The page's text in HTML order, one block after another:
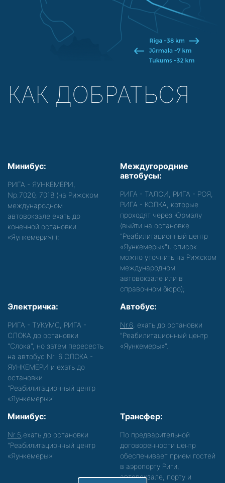
КАК ДОБРАТЬСЯ
Минибус:
РИГА - ЯУНКЕМЕРИ,
Nр.7020, 7018 (на Рижском
международном
автовокзале ехать до
конечной остановки
«Яункемери») );
Междугородние
автобусы:
РИГА - ТАЛСИ, РИГА - РОЯ,
РИГА - КОЛКА, которые
проходят через Юрмалу
(выйти на остановке
"Реабилитационный центр
«Яункемеры»"), список
можно уточнить на Рижском
международном
автовокзале или в
справочном бюро);
Электричка:
РИГА - ТУКУМС, РИГА -
СЛОКА до остановки
"Слока", но затем пересесть
на автобус Nr. 6 СЛОКА -
ЯУНКЕМЕРИ и ехать до
остановки
"Реабилитационный центр
«Яункемеры»".
Автобус:
Nr.6 , ехать до остановки
"Реабилитационный центр
«Яункемеры»".
Минибус:
Nr.5 ,ехать до остановки
"Реабилитационный центр
«Яункемеры»".
Трансфер:
По предварительной
договоренности центр
обеспечивает прием гостей
в аэропорту Риги,
автовокзале, порту и